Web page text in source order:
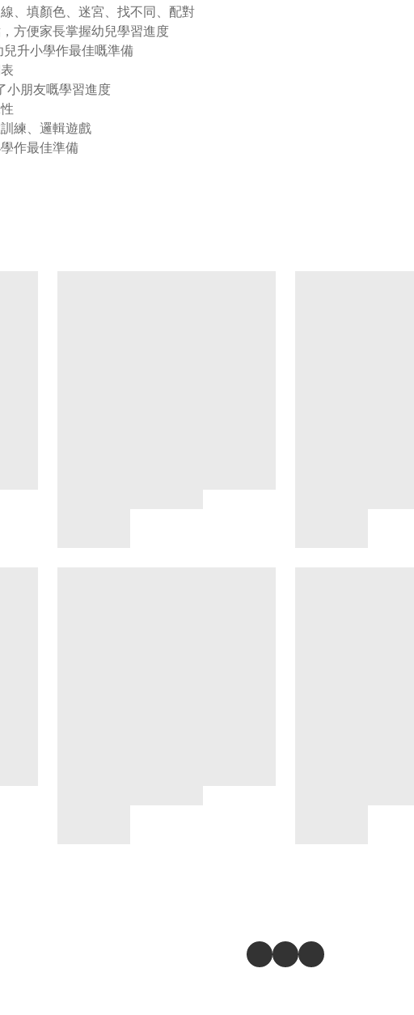
、填顏色、迷宮、找不同、配對
方便家長掌握幼兒學習進度
升小學作最佳嘅準備
小朋友嘅學習進度
練、邏輯遊戲
作最佳準備